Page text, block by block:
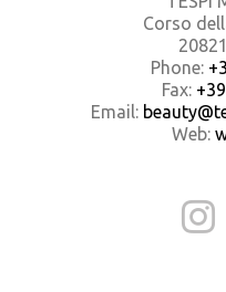
Corso
Phone:
Fax:
Email:
Web: